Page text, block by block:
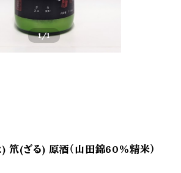
1/1
笊(ざる) 原酒（山田錦60％精米）